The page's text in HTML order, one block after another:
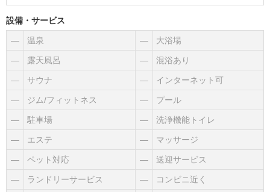
設備・サービス
― 温泉 ― 大浴場
― 露天風呂 ― 混浴あり
― サウナ ― インターネット可
― ジム/フィットネス ― プール
― 駐車場 ― 洗浄機能トイレ
― エステ ― マッサージ
― ペット対応 ― 送迎サービス
― ランドリーサービス ― コンビニ近く